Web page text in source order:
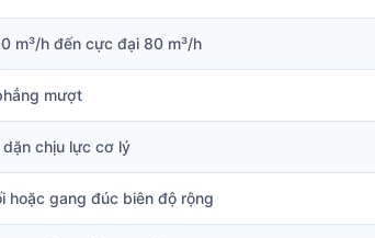
m³/h đến cực đại 80 m³/h
mượt
chịu lực cơ lý
hoặc gang đúc biên độ rộng